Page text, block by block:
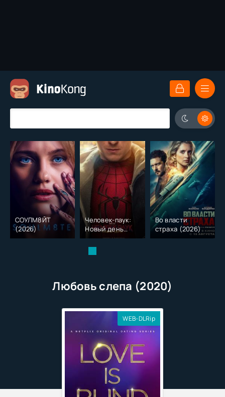
СОУЛМ8ЙТ
(2026)
Человек-паук:
Новый день
(2026)
Во власти
страха (2026)
Любовь слепа (2020)
WEB-DLRip